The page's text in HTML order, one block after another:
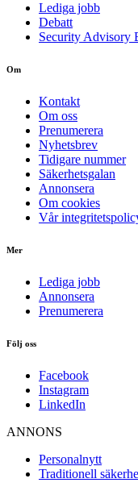
Lediga jobb
Debatt
Security Advisory
Om
Kontakt
Om oss
Prenumerera
Nyhetsbrev
Tidigare nummer
Säkerhetsgalan
Annonsera
Om cookies
Vår
Mer
Lediga jobb
Annonsera
Prenumerera
Följ oss
Facebook
Instagram
LinkedIn
ANNONS
Personalnytt
Traditionell